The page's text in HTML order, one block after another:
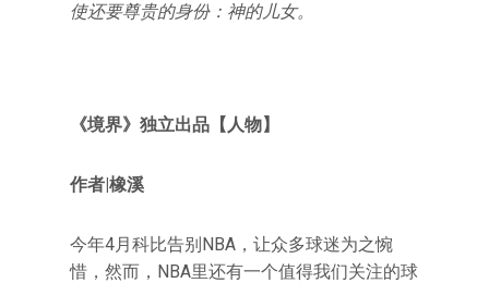
使还要尊贵的身份：神的儿女。
《境界》独立出品【人物】
作者|橡溪
今年4月科比告别NBA，让众多球迷为之惋
惜，然而，NBA里还有一个值得我们关注的球